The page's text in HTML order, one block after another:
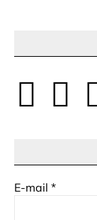
E-mail *